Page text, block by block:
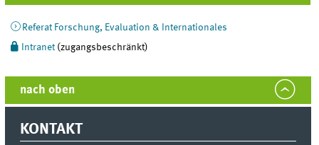
Referat Forschung, Evaluation & Internationales
Intranet(zugangsbeschränkt)
nach oben
KONTAKT